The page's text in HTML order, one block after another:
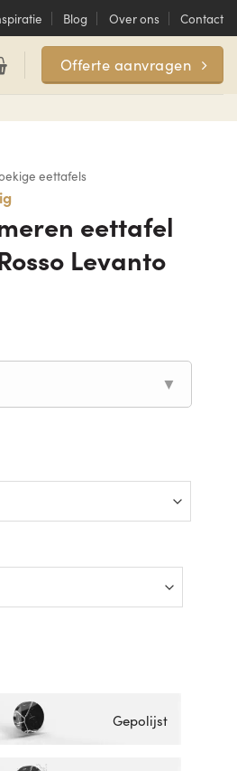
Blog Over ons Contact
Offerte aanvragen
eettafels
eettafel
Levanto
▼
Gepolijst